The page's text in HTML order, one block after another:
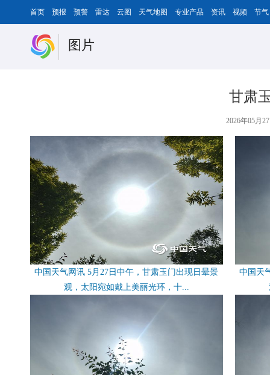
首页 预报 预警 雷达 云图 天气地图 专业产品 资讯 视频 节气
图片
甘肃
2026年05月
中国天气网讯 5月27日中午，甘肃玉门出现日晕景
观，太阳宛如戴上美丽光环，十...
中国天